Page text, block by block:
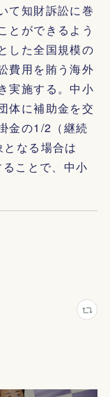
て知財訴訟に巻
とができるよう
した全国規模の
費用を賄う海外
実施する。中小
体に補助金を交
金の1/2（継続
なる場合は
ことで、中小